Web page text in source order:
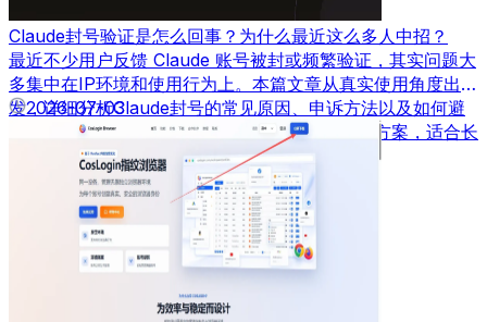
Claude封号验证是怎么回事？为什么最近这么多人中招？
最近不少用户反馈 Claude 账号被封或频繁验证，其实问题大
多集中在IP环境和使用行为上。本篇文章从真实使用角度出
发，详细分析Claude封号的常见原因、申诉方法以及如何避
免再次被封，并结合实际经验给出可落地的解决方案，适合长
期使用AI工具的用户参考。
2026-07-03